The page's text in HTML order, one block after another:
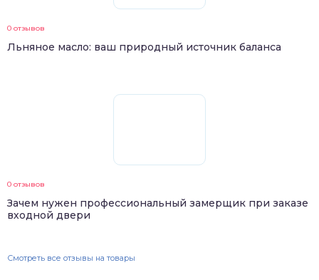
0 отзывов
Льняное масло: ваш природный источник баланса
0 отзывов
Зачем нужен профессиональный замерщик при заказе
входной двери
Смотреть все отзывы на товары